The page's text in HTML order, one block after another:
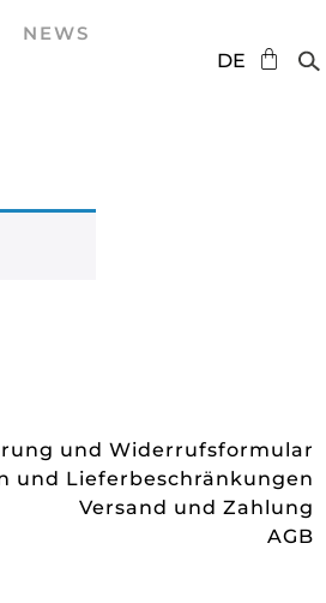
NEWS
DE
ES
und Widerrufsformular
und Lieferbeschränkungen
Versand und Zahlung
AGB